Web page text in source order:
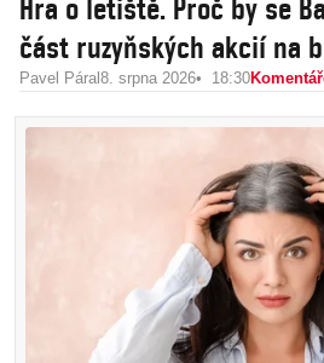
Hra o letiště. Proč by se
část ruzyňských akcií na
Pavel Páral 8. srpna 2026 18:30